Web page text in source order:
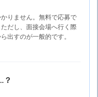
りません。無料で応募で
だし、面接会場へ行く際
出すのが一般的です。
？